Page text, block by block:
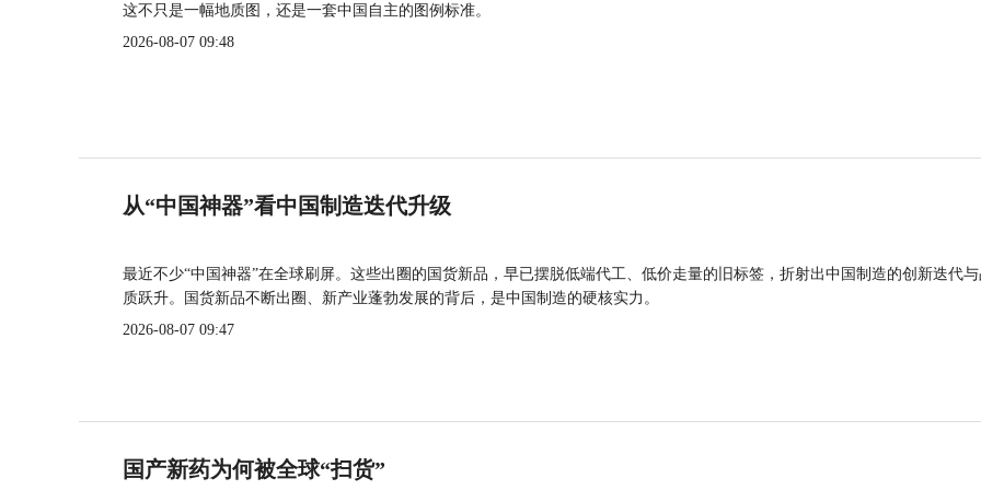
这不只是一幅地质图，还是一套中国自主的图例标准。
2026-08-07 09:48
从“中国神器”看中国制造迭代升级
最近不少“中国神器”在全球刷屏。这些出圈的国货新品，早已摆脱低端代工、低价走量的旧标签，折射出中国制造的创新迭代
质跃升。国货新品不断出圈、新产业蓬勃发展的背后，是中国制造的硬核实力。
2026-08-07 09:47
国产新药为何被全球“扫货”